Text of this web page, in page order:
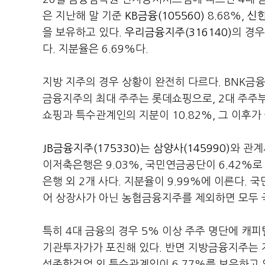
은 지난해 말 기준 KB금융(105560) 8.68%, 신
을 보유하고 있다. 우리금융지주(316140)의 경
다. 지분율은 6.69%다.
지방 지주의 경우 상황이 완전히 다르다. BNK금
금융지주의 최대 주주는 롯데쇼핑으로, 2대 주주
쇼핑과 특수관계인의 지분이 10.82%, 그 이후
JB금융지주(175330)는 삼양사(145990)와 관
이저축은행은 9.03%, 국민연금공단이 6.42%
은행 외 2개 사다. 지분율이 9.99%에 이른다.
어 상장사가 아닌 농협금융지주를 제외하면 모
특히 4대 금융의 경우 5% 이상 주주 명단에 캐
기관투자가가 포진해 있다. 반면 지방금융지주